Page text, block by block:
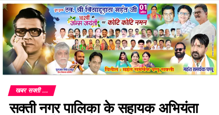
खबर सक्ती ...
सक्ती नगर पालिका के सहायक अभियंता